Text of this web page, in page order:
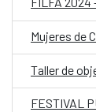
Taller de